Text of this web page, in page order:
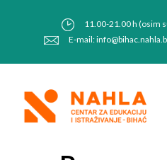
11.00-21.00 h (osim
E-mail: